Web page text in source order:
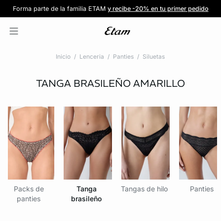
-20% en tu primera ordenal iniciar sesión
Beneficio exclusivo para clientes nuevos Únete a ETAM
Forma parte de la familia ETAM y recibe -20% en tu primer pedido
Envío gratisen compras de $1599
Inicio Lenceria Panties Siluetas
TANGA BRASILEÑO AMARILLO
Packs de
panties
Tanga
brasileño
Tangas de hilo Panties